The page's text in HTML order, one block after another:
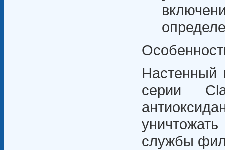
Настенный
серии
службы